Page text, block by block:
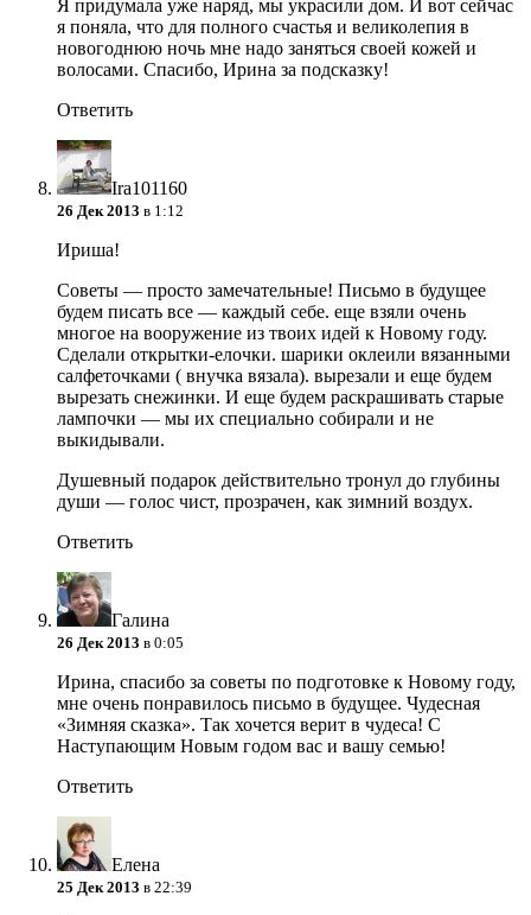
Я придумала уже наряд, мы украсили дом. И вот сейчас
я поняла, что для полного счастья и великолепия в
новогоднюю ночь мне надо заняться своей кожей и
волосами. Спасибо, Ирина за подсказку!
Ответить
Ira101160
26 Дек 2013 в 1:12
Ириша!
Советы — просто замечательные! Письмо в будущее
будем писать все — каждый себе. еще взяли очень
многое на вооружение из твоих идей к Новому году.
Сделали открытки-елочки. шарики оклеили вязанными
салфеточками ( внучка вязала). вырезали и еще будем
вырезать снежинки. И еще будем раскрашивать старые
лампочки — мы их специально собирали и не
выкидывали.
Душевный подарок действительно тронул до глубины
души — голос чист, прозрачен, как зимний воздух.
Ответить
Галина
26 Дек 2013 в 0:05
Ирина, спасибо за советы по подготовке к Новому году,
мне очень понравилось письмо в будущее. Чудесная
«Зимняя сказка». Так хочется верит в чудеса! С
Наступающим Новым годом вас и вашу семью!
Ответить
Елена
25 Дек 2013 в 22:39